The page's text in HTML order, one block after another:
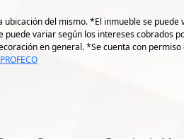
del mismo. *El inmueble se
variar según los intereses cobrados
en general. *Se cuenta con